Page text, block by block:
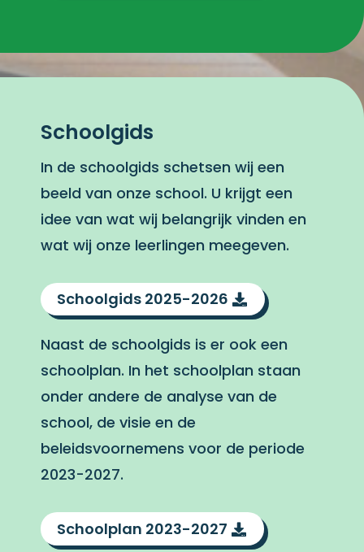
Schoolgids
In de schoolgids schetsen wij een
beeld van onze school. U krijgt een
idee van wat wij belangrijk vinden en
wat wij onze leerlingen meegeven.
Schoolgids 2025-2026
Naast de schoolgids is er ook een
schoolplan. In het schoolplan staan
onder andere de analyse van de
school, de visie en de
beleidsvoornemens voor de periode
2023-2027.
Schoolplan 2023-2027